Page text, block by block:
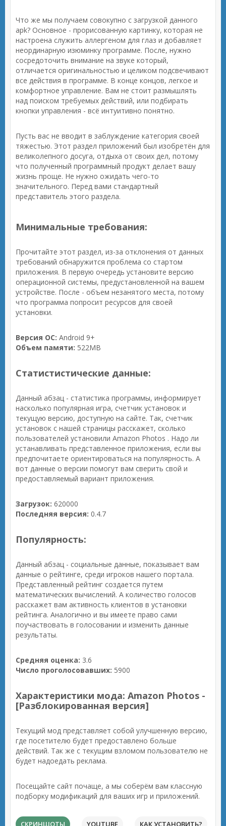
Что же мы получаем совокупно с загрузкой данного
apk? Основное - прорисованную картинку, которая не
настроена служить аллергеном для глаз и добавляет
неординарную изюминку программе. После, нужно
сосредоточить внимание на звуке который,
отличается оригинальностью и целиком подсвечивают
все действия в программе. В конце концов, легкое и
комфортное управление. Вам не стоит размышлять
над поиском требуемых действий, или подбирать
кнопки управления - всё интуитивно понятно.
Пусть вас не вводит в заблуждение категория своей
тяжестью. Этот раздел приложений был изобретён для
великолепного досуга, отдыха от своих дел, потому
что полученный программный продукт делает вашу
жизнь проще. Не нужно ожидать чего-то
значительного. Перед вами стандартный
представитель этого раздела.
Минимальные требования:
Прочитайте этот раздел, из-за отклонения от данных
требований обнаружится проблема со стартом
приложения. В первую очередь установите версию
операционной системы, предустановленной на вашем
устройстве. После - объем незанятого места, потому
что программа попросит ресурсов для своей
установки.
Версия ОС: Android 9+
Объем памяти: 522MB
Статистистические данные:
Данный абзац - статистика программы, информирует
насколько популярная игра, счетчик установок и
текущую версию, доступную на сайте. Так, счетчик
установок с нашей страницы расскажет, сколько
пользователей установили Amazon Photos . Надо ли
устанавливать представленное приложения, если вы
предпочитаете ориентироваться на популярность. А
вот данные о версии помогут вам сверить свой и
предоставляемый вариант приложения.
Загрузок: 620000
Последняя версия: 0.4.7
Популярность:
Данный абзац - социальные данные, показывает вам
данные о рейтинге, среди игроков нашего портала.
Представленный рейтинг создается путем
математических вычислений. А количество голосов
расскажет вам активность клиентов в установки
рейтинга. Аналогично и вы имеете право сами
поучаствовать в голосовании и изменить данные
результаты.
Средняя оценка: 3.6
Число проголосовавших: 5900
Характеристики мода: Amazon Photos -
[Разблокированная версия]
Текущий мод представляет собой улучшенную версию,
где посетителю будет предоставлено больше
действий. Так же с текущим взломом пользователю не
будет надоедать реклама.
Посещайте сайт почаще, а мы соберём вам классную
подборку модификаций для ваших игр и приложений.
СКРИНШОТЫ YOUTUBE КАК УСТАНОВИТЬ?